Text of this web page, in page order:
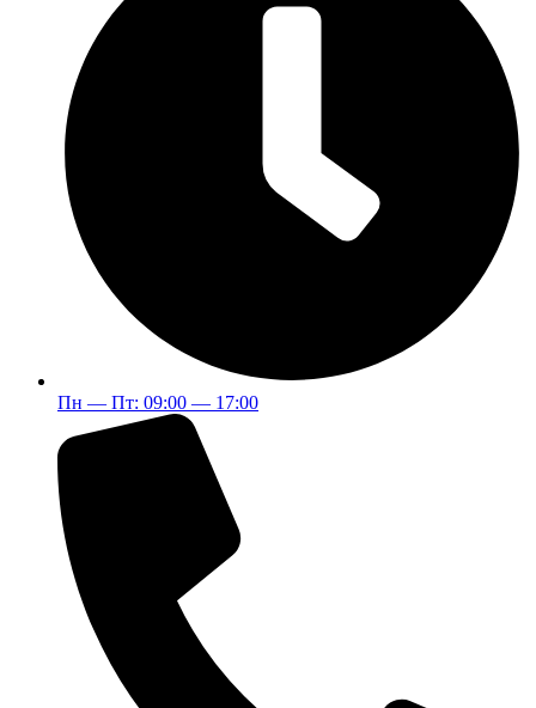
Пн — Пт: 09:00 — 17:00